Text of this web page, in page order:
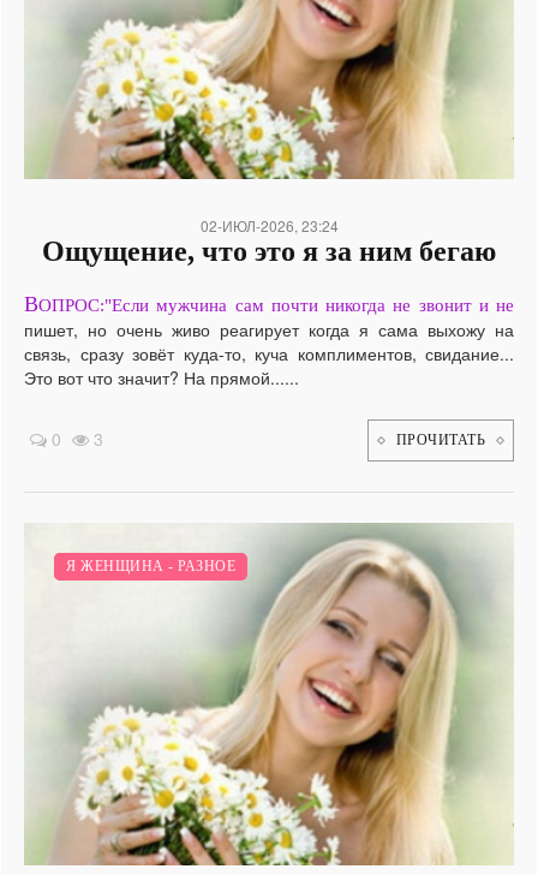
02-ИЮЛ-2026, 23:24
Ощущение, что это я за ним бегаю
ВОПРОС:"Если мужчина сам почти никогда не звонит и не
пишет, но очень живо реагирует когда я сама выхожу на
связь, сразу зовёт куда-то, куча комплиментов, свидание...
Это вот что значит? На прямой......
0 3 ПРОЧИТАТЬ
Я И ОТНОШЕНИЯ.
Я ЖЕНЩИНА - РАЗНОЕ